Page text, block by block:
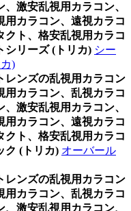
激安乱視用カラコン、
用カラコン、遠視カラコ
クト、格安乱視用カラコ
シリーズ (トリカ) シー
)
レンズの乱視用カラコン
用カラコン、乱視カラコ
激安乱視用カラコン、
用カラコン、遠視カラコ
クト、格安乱視用カラコ
ク (トリカ) オーバール
レンズの乱視用カラコン
用カラコン、乱視カラコ
激安乱視用カラコン、